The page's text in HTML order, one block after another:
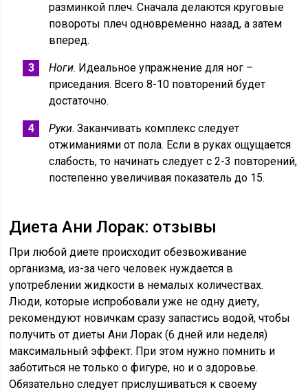
разминкой плеч. Сначала делаются круговые
повороты плеч одновременно назад, а затем
вперед.
Ноги. Идеальное упражнение для ног –
приседания. Всего 8-10 повторений будет
достаточно.
Руки. Заканчивать комплекс следует
отжиманиями от пола. Если в руках ощущается
слабость, то начинать следует с 2-3 повторений,
постепенно увеличивая показатель до 15.
Диета Ани Лорак: отзывы
При любой диете происходит обезвоживание
организма, из-за чего человек нуждается в
употреблении жидкости в немалых количествах.
Люди, которые испробовали уже не одну диету,
рекомендуют новичкам сразу запастись водой, чтобы
получить от диеты Ани Лорак (6 дней или неделя)
максимальный эффект. При этом нужно помнить и
заботиться не только о фигуре, но и о здоровье.
Обязательно следует прислушиваться к своему